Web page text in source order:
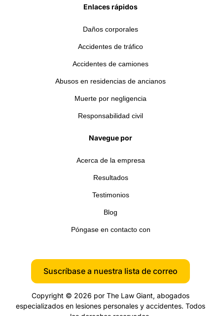
Enlaces rápidos
Daños corporales
Accidentes de tráfico
Accidentes de camiones
Abusos en residencias de ancianos
Muerte por negligencia
Responsabilidad civil
Navegue por
Acerca de la empresa
Resultados
Testimonios
Blog
Póngase en contacto con
Suscríbase a nuestra lista de correo
Copyright © 2026 por The Law Giant, abogados
especializados en lesiones personales y accidentes. Todos